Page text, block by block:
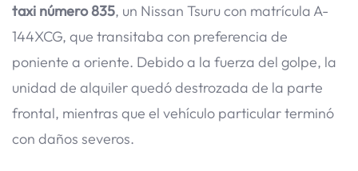
taxi número 835, un Nissan Tsuru con matrícula A-
144XCG, que transitaba con preferencia de
poniente a oriente. Debido a la fuerza del golpe, la
unidad de alquiler quedó destrozada de la parte
frontal, mientras que el vehículo particular terminó
con daños severos.